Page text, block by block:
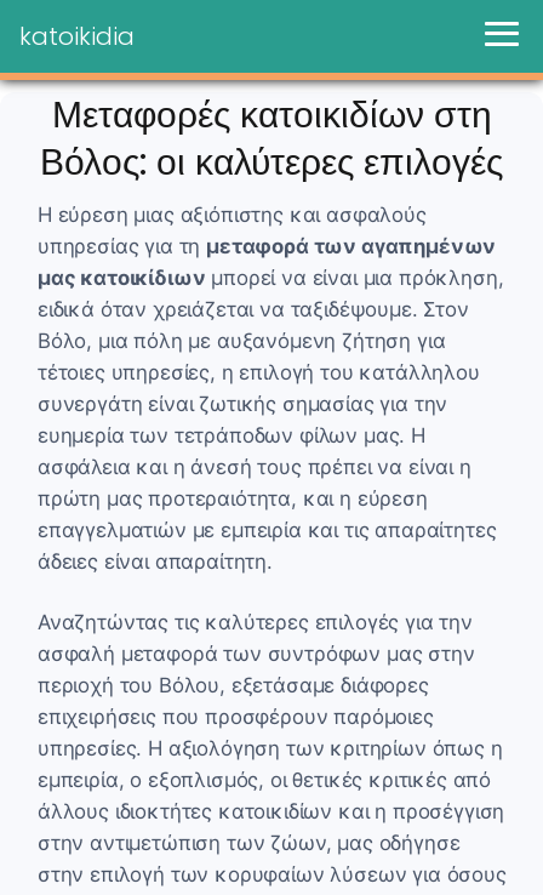
katoikidia
Μεταφορές κατοικιδίων στη
Βόλος: οι καλύτερες επιλογές
Η εύρεση μιας αξιόπιστης και ασφαλούς
υπηρεσίας για τη μεταφορά των αγαπημένων
μας κατοικίδιων μπορεί να είναι μια πρόκληση,
ειδικά όταν χρειάζεται να ταξιδέψουμε. Στον
Βόλο, μια πόλη με αυξανόμενη ζήτηση για
τέτοιες υπηρεσίες, η επιλογή του κατάλληλου
συνεργάτη είναι ζωτικής σημασίας για την
ευημερία των τετράποδων φίλων μας. Η
ασφάλεια και η άνεσή τους πρέπει να είναι η
πρώτη μας προτεραιότητα, και η εύρεση
επαγγελματιών με εμπειρία και τις απαραίτητες
άδειες είναι απαραίτητη.
Αναζητώντας τις καλύτερες επιλογές για την
ασφαλή μεταφορά των συντρόφων μας στην
περιοχή του Βόλου, εξετάσαμε διάφορες
επιχειρήσεις που προσφέρουν παρόμοιες
υπηρεσίες. Η αξιολόγηση των κριτηρίων όπως η
εμπειρία, ο εξοπλισμός, οι θετικές κριτικές από
άλλους ιδιοκτήτες κατοικιδίων και η προσέγγιση
στην αντιμετώπιση των ζώων, μας οδήγησε
στην επιλογή των κορυφαίων λύσεων για όσους